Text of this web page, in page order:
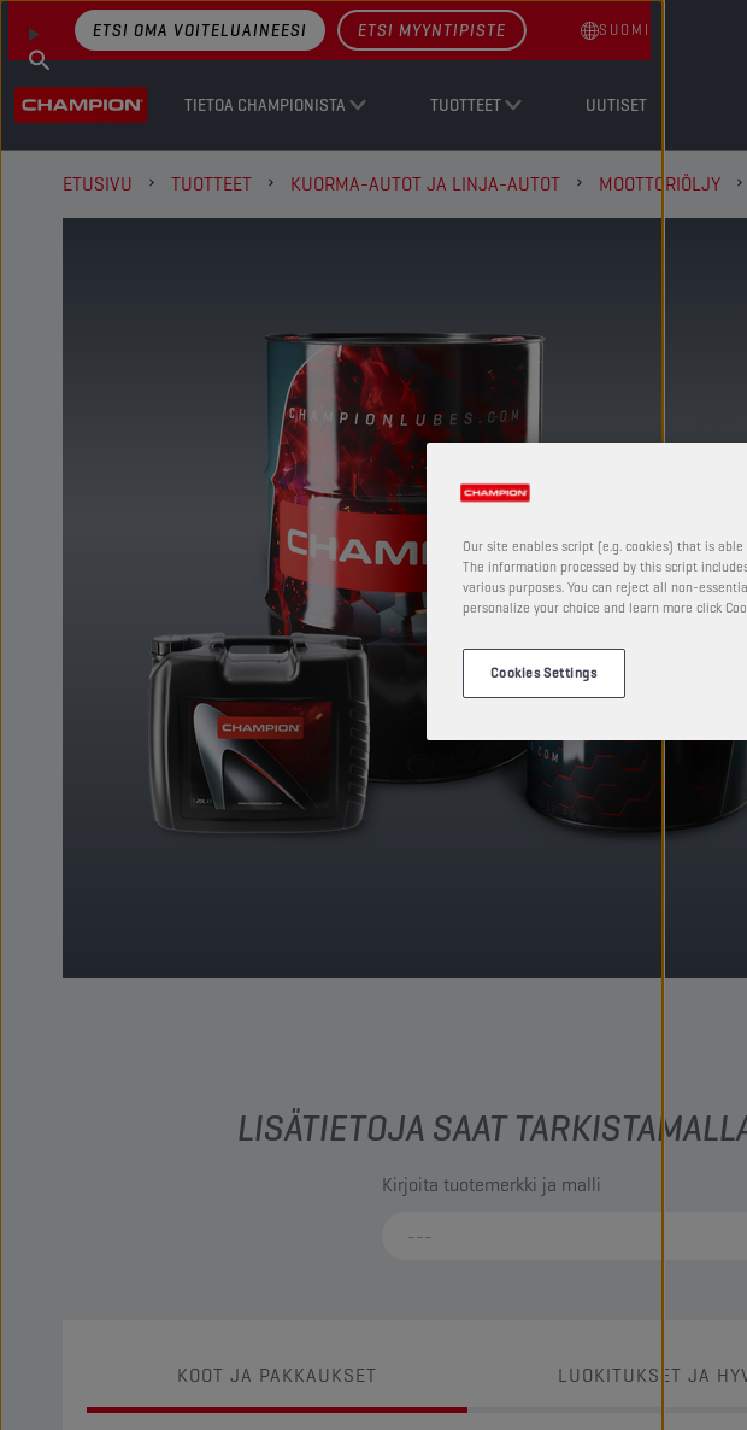
TIETOA CHAMPIONISTA TUOTTEET UUTISET
ETSI OMA VOITELUAINEESI ETSI MYYNTIPISTE SUOMI
ETUSIVU TUOTTEET KUORMA-AUTOT JA LINJA-AUTOT MOOTTORIÖLJY
LISÄTIETOJA SAAT
Kirjoita tuotemerkki ja malli
KOOT JA PAKKAUKSET LUOKITUKSET JA
Our site enables script (e.g. cookies) that is
The information processed by this script
various purposes. You can reject all non-
personalize your choice and learn more click
Cookies Settings